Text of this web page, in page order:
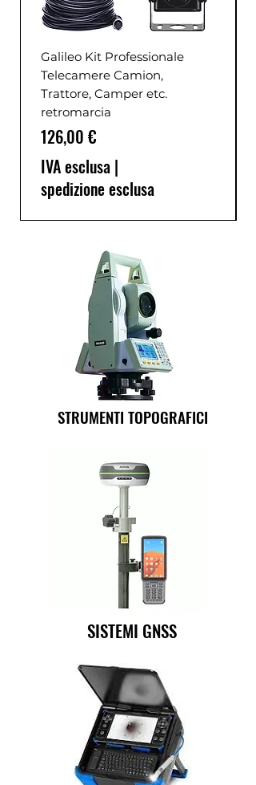
Galileo Kit Professionale
Telecamere Camion,
Trattore, Camper etc.
retromarcia
Prezzo
126,00 €
IVA esclusa |
spedizione esclusa
STRUMENTI TOPOGRAFICI
SISTEMI GNSS